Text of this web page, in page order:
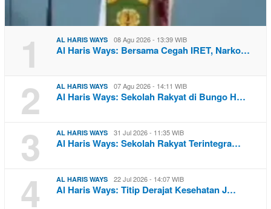
1 AL HARIS WAYS 08 Agu 2026 - 13:39 WIB
Al Haris Ways: Bersama Cegah IRET, Narko…
2 AL HARIS WAYS 07 Agu 2026 - 14:11 WIB
Al Haris Ways: Sekolah Rakyat di Bungo H…
3 AL HARIS WAYS 31 Jul 2026 - 11:35 WIB
Al Haris Ways: Sekolah Rakyat Terintegra…
4 AL HARIS WAYS 22 Jul 2026 - 14:07 WIB
Al Haris Ways: Titip Derajat Kesehatan J…